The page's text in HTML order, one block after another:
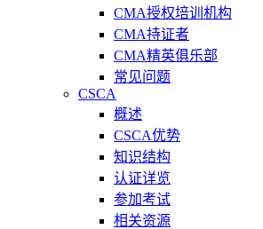
CMA授权培训机构
CMA持证者
CMA精英俱乐部
常见问题
CSCA
概述
CSCA优势
知识结构
认证详览
参加考试
相关资源